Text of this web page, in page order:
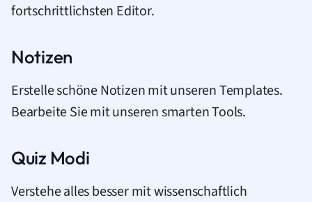
fortschrittlichsten Editor.
Notizen
Erstelle schöne Notizen mit unseren Templates.
Bearbeite Sie mit unseren smarten Tools.
Quiz Modi
Verstehe alles besser mit wissenschaftlich